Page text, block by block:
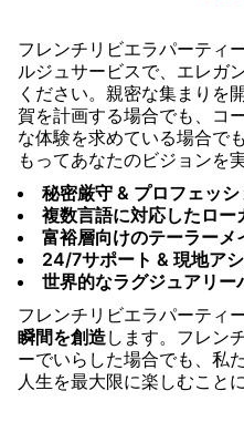
フレンチリビエラパーティ
ルジュサービスで、エレガ
ください。親密な集まりを
賀を計画する場合でも、コ
な体験を求めている場合で
もってあなたのビジョンを
秘密厳守 & プロフェッ
複数言語に対応したロー
富裕層向けのテーラーメ
24/7サポート & 現地ア
世界的なラグジュアリー
フレンチリビエラパーティ
瞬間を創造します。フレン
ーでいらした場合でも、私
人生を最大限に楽しむこと